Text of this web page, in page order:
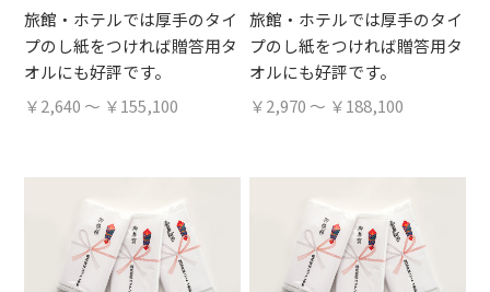
旅館・ホテルでは厚手のタイ
プのし紙をつければ贈答用タ
オルにも好評です。
￥2,640 ～ ￥155,100
旅館・ホテルでは厚手のタイ
プのし紙をつければ贈答用タ
オルにも好評です。
￥2,970 ～ ￥188,100